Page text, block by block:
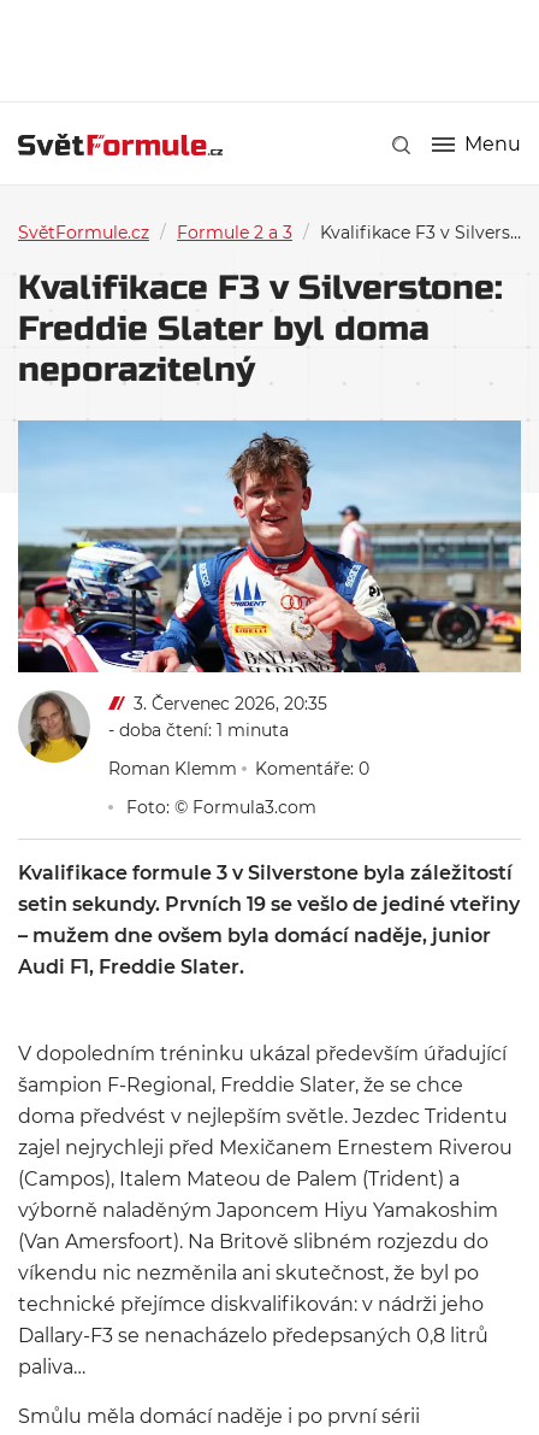
Menu
SvětFormule.cz / Formule 2 a 3 / Kvalifikace F3 v Silverstone: Freddie Slater byl doma neporazitelný
Kvalifikace F3 v Silverstone:
Freddie Slater byl doma
neporazitelný
3. Červenec 2026, 20:35
- doba čtení: 1 minuta
Roman Klemm
Komentáře: 0
Foto: © Formula3.com
Kvalifikace formule 3 v Silverstone byla záležitostí
setin sekundy. Prvních 19 se vešlo de jediné vteřiny
– mužem dne ovšem byla domácí naděje, junior
Audi F1, Freddie Slater.
V dopoledním tréninku ukázal především úřadující
šampion F-Regional, Freddie Slater, že se chce
doma předvést v nejlepším světle. Jezdec Tridentu
zajel nejrychleji před Mexičanem Ernestem Riverou
(Campos), Italem Mateou de Palem (Trident) a
výborně naladěným Japoncem Hiyu Yamakoshim
(Van Amersfoort). Na Britově slibném rozjezdu do
víkendu nic nezměnila ani skutečnost, že byl po
technické přejímce diskvalifikován: v nádrži jeho
Dallary-F3 se nenacházelo předepsaných 0,8 litrů
paliva…
Smůlu měla domácí naděje i po první sérii